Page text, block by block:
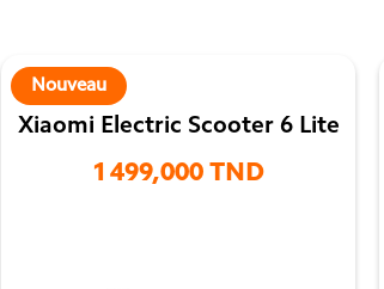
Xiaomi Electric Scooter 6 Lite
1 499,000 TND
Nouveau